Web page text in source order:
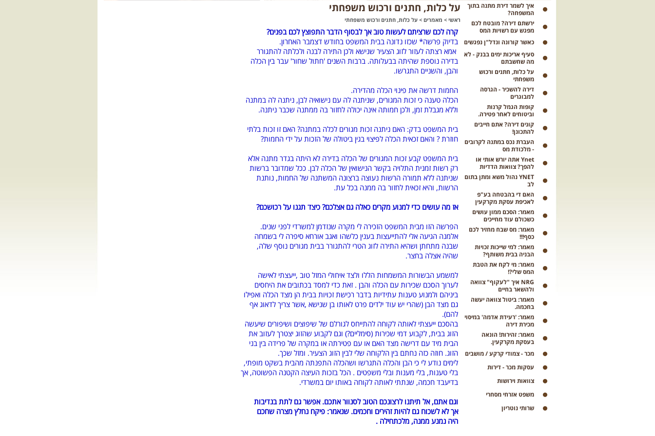
על כלות, חתנים ורכוש משפחתי
ראשי > מאמרים > על כלות, חתנים ורכוש משפחתי
קרה לכם שרציתם לעשות טוב אך לבסוף הדבר התפוצץ לכם בפנים?
בדיוק פרשה* שכזו נדונה בבית המשפט בחודש דצמבר האחרון.
אמא רצתה לעזור לזוג הצעיר שנישא ולכן התירה לבנה ולכלתה להתגורר
בדירה נוספת שהיתה בבעלותה. ברבות השנים 'חתול שחור' עבר בין הכלה
והבן, והשניים התגרשו.
החמות דרשה את פינוי הכלה מהדירה.
הכלה טענה כי זכות המגורים, שניתנה לה עם נישואיה לבן, ניתנה לה במתנה
וללא מגבלת זמן, ולכן חמותה אינה יכולה לחזור בה ממתנה שכבר ניתנה.
בית המשפט בדק: האם ניתנה זכות מגורים לכלה במתנה? האם זו זכות בלתי
חוזרת ? והאם זכאית הכלה לפיצוי בגין ביטולה של הזכות על ידי החמות?
בית המשפט קבע זכות המגורים של הכלה בדירה לא היתה בגדר מתנה אלא
רק רשות זמנית התלויה בקשר הנישואין של הכלה לבן. ככל שמדובר ברשות
שניתנה ללא תמורה הרשות נעוצה ברצונה המשתנה של החמות, נותנת
הרשות, והיא זכאית לחזור בה ממנה בכל עת.
אז מה עושים כדי למנוע מקרים כאלה גם אצלכם? כיצד תגנו על רכושכם?
הפרשה הזו מבית המשפט הזכירה לי מקרה שנזדמן למשרדי לפני שנים.
אלמנה הגיעה אלי להתייעצות בענין כלשהו ואגב אורחא סיפרה לי בשמחה
שבנה מתחתן ושהיא התירה לזוג הטרי להתגורר בבית מגורים נוסף שלה,
שהיה אצלה בחצר.
למשמע הבשורות המשמחות הללו ולצד איחולי המזל טוב ,ייעצתי לאישה
לערוך הסכם שכירות עם הכלה והבן . זאת כדי למסד בכתובים את היחסים
ביניהם ולמנוע טענות עתידיות בדבר רכישת זכויות בבית הן מצד הכלה ואפילו
גם מצד הבן (שהרי יש עוד ילדים פרט לאותו בן שנישא ,אשר צריך לדאוג אף
להם).
בהסכם ייעצתי לאותה לקוחה להתייחס לגורלם של שיפוצים ושיפורים שיעשה
הזוג בבית, לקבוע דמי שכירות (סימליים?) וגם לקבוע שהזוג יצטרך לעזוב את
הבית מיד עם דרישה מצד האם או עם פטירתה או במקרה של פרידה בין בני
הזוג. חוזה כזה נחתם בין הלקוחה שלי לבין הזוג הצעיר. ומזל שכך.
לימים נודע לי כי הבן והכלה התגרשו ושהכלה התפנתה מהבית בשקט מופתי,
בלי טענות, בלי מענות ובלי משפטים . הכל בזכות העיצה הקטנה הפשוטה, אך
בדיעבד חכמה, שנתתי לאותה לקוחה באותו יום במשרדי.
וגם אתם, אל תיתנו לרצונכם הטוב לסנוור אתכם. אפשר גם לתת בנדיבות
אך לא לשכוח גם להיות זהירים וחכמים. שנאמר: פיקח נחלץ מצרה שחכם
היה נמנע ממנה, מלכתחילה .
איך לשמר דירת מתנה בתוך
המשפחה?
ירשתם דירה? מובטח לכם
מפגש עם רשויות המס
כאשר קורונה ונדל"ן נפגשים
סעיף אריכות ימים בבנק - לא
מה שחשבתם
על כלות, חתנים ורכוש
משפחתי
דירה להשכיר - הגרסה
למבוגרים
קופות הגמל קרנות
וביטוחים לאחר פטירה.
קונים דירה? אתם חייבים
להתכונן!
העברת נכס במתנה לקרובים
- מלכודת מס
Ynet אתה יורש אותי או
להפך? צוואות הדדיות
YNET נהול משא ומתן בתום
לב
האם די בהבטחה בע"פ
לאכיפת עסקת מקרקעין
מאמר: הסכם ממון עושים
כשכולם עוד מחייכים
מאמר: מס שבח מחזיר לכם
כסף!!!
מאמר: למי שייכות זכויות
הבניה בבית משותף?
מאמר: מי לקח את הטבת
המס שלי?!
NRG איך "לעקוף" צוואה
ולהשאר בחיים
מאמר: ביטול צוואה יעשה
בחכמה.
מאמר: 'רעידת אדמה' במיסוי
מכירת דירה
מאמר: זהירות! הונאה
בעסקת מקרקעין.
מכר - צמודי קרקע / מושבים
עסקות מכר - דירות
צוואות וירושות
משפט אזרחי מסחרי
שרותי נוטריון